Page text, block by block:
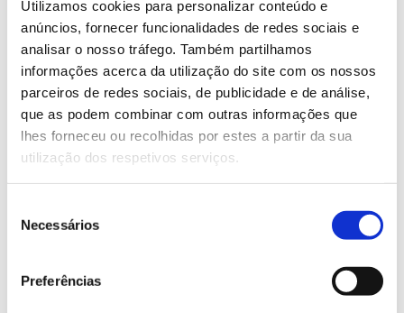
Utilizamos cookies para personalizar conteúdo e
anúncios, fornecer funcionalidades de redes sociais e
analisar o nosso tráfego. Também partilhamos
informações acerca da utilização do site com os nossos
parceiros de redes sociais, de publicidade e de análise,
que as podem combinar com outras informações que
lhes forneceu ou recolhidas por estes a partir da sua
utilização dos respetivos serviços.
Necessários
Preferências
Saber mais
13.07.2026
Genoma do priolo e de outras espécies em risco:
conhecer para conservar
Registar galhas de Trichi em acácia-das-espigas: